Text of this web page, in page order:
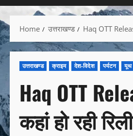
Home उत्तराखण्ड Haq OTT
उत्तराखण्ड क्राइम देश-विदेश पर्यटन यूथ
Haq OTT
कहां हो रही